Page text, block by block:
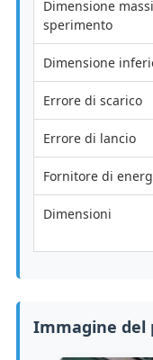
Dimensione
sperimento
Dimensione
Errore di scarico
Errore di lancio
Fornitore di
Dimensioni
Immagine del